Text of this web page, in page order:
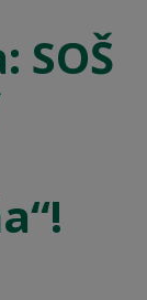
SOŠ